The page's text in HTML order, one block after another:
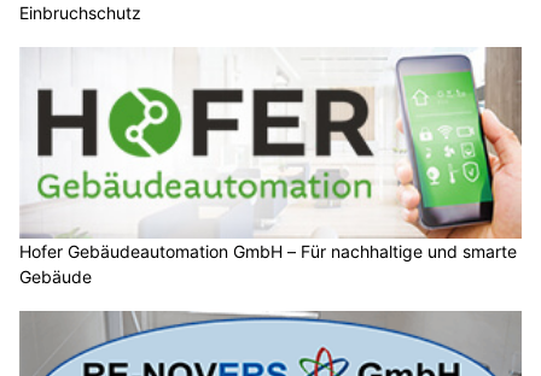
Einbruchschutz
Hofer Gebäudeautomation GmbH – Für nachhaltige und smarte
Gebäude